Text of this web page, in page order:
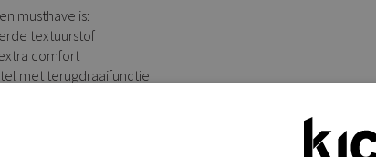
musthave is:
textuurstof
comfort
met terugdraaifunctie